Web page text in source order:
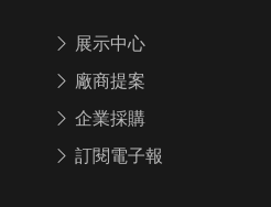
展示中心
廠商提案
企業採購
訂閱電子報